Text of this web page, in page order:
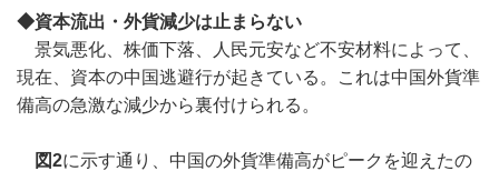
◆資本流出・外貨減少は止まらない
景気悪化、株価下落、人民元安など不安材料によって、
現在、資本の中国逃避行が起きている。これは中国外貨準
備高の急激な減少から裏付けられる。
図2に示す通り、中国の外貨準備高がピークを迎えたの